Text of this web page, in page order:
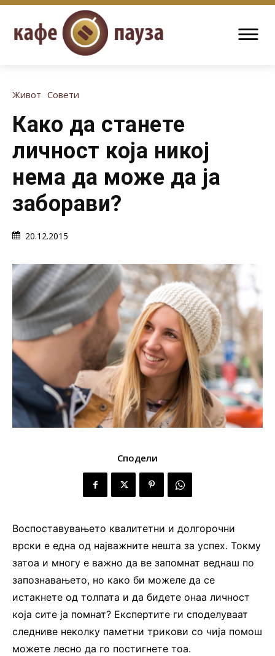
Живот Совети
Како да станете
личност која никој
нема да може да ја
заборави?
20.12.2015
Сподели
Воспоставувањето квалитетни и долгорочни
врски е една од најважните нешта за успех. Токму
затоа и многу е важно да ве запомнат веднаш по
запознавањето, но како би можеле да се
истакнете од толпата и да бидете онаа личност
која сите ја помнат? Експертите ги споделуваат
следниве неколку паметни трикови со чија помош
можете лесно да го постигнете тоа.